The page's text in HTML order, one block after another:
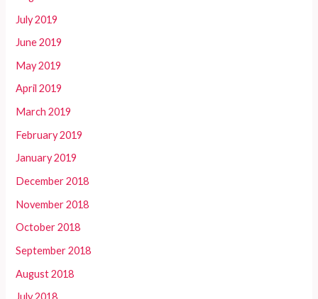
July 2019
June 2019
May 2019
April 2019
March 2019
February 2019
January 2019
December 2018
November 2018
October 2018
September 2018
August 2018